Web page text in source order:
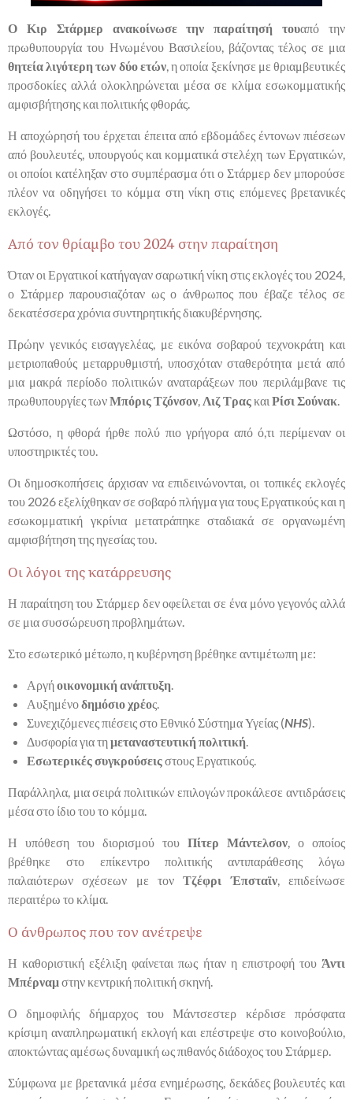
Ο Κιρ Στάρμερ ανακοίνωσε την παραίτησή τουαπό την
πρωθυπουργία του Ηνωμένου Βασιλείου, βάζοντας τέλος σε μια
θητεία λιγότερη των δύο ετών, η οποία ξεκίνησε με θριαμβευτικές
προσδοκίες αλλά ολοκληρώνεται μέσα σε κλίμα εσωκομματικής
αμφισβήτησης και πολιτικής φθοράς.
Η αποχώρησή του έρχεται έπειτα από εβδομάδες έντονων πιέσεων
από βουλευτές, υπουργούς και κομματικά στελέχη των Εργατικών,
οι οποίοι κατέληξαν στο συμπέρασμα ότι ο Στάρμερ δεν μπορούσε
πλέον να οδηγήσει το κόμμα στη νίκη στις επόμενες βρετανικές
εκλογές.
Από τον θρίαμβο του 2024 στην παραίτηση
Όταν οι Εργατικοί κατήγαγαν σαρωτική νίκη στις εκλογές του 2024,
ο Στάρμερ παρουσιαζόταν ως ο άνθρωπος που έβαζε τέλος σε
δεκατέσσερα χρόνια συντηρητικής διακυβέρνησης.
Πρώην γενικός εισαγγελέας, με εικόνα σοβαρού τεχνοκράτη και
μετριοπαθούς μεταρρυθμιστή, υποσχόταν σταθερότητα μετά από
μια μακρά περίοδο πολιτικών αναταράξεων που περιλάμβανε τις
πρωθυπουργίες τωνΜπόρις Τζόνσον, Λιζ Τραςκαι Ρίσι Σούνακ.
Ωστόσο, η φθορά ήρθε πολύ πιο γρήγορα από ό,τι περίμεναν οι
υποστηρικτές του.
Οι δημοσκοπήσεις άρχισαν να επιδεινώνονται, οι τοπικές εκλογές
του 2026 εξελίχθηκαν σε σοβαρό πλήγμα για τους Εργατικούς και η
εσωκομματική γκρίνια μετατράπηκε σταδιακά σε οργανωμένη
αμφισβήτηση της ηγεσίας του.
Οι λόγοι της κατάρρευσης
Η παραίτηση του Στάρμερ δεν οφείλεται σε ένα μόνο γεγονός αλλά
σε μια συσσώρευση προβλημάτων.
Στο εσωτερικό μέτωπο, η κυβέρνηση βρέθηκε αντιμέτωπη με:
Αργήοικονομική ανάπτυξη.
Αυξημένοδημόσιο χρέος.
Συνεχιζόμενες πιέσεις στο Εθνικό Σύστημα Υγείας (NHS).
Δυσφορία για τημεταναστευτική πολιτική.
Εσωτερικές συγκρούσειςστους Εργατικούς.
Παράλληλα, μια σειρά πολιτικών επιλογών προκάλεσε αντιδράσεις
μέσα στο ίδιο του το κόμμα.
Η υπόθεση του διορισμού του Πίτερ Μάντελσον, ο οποίος
βρέθηκε στο επίκεντρο πολιτικής αντιπαράθεσης λόγω
παλαιότερων σχέσεων με τονΤζέφρι Έπσταϊν, επιδείνωσε
περαιτέρω το κλίμα.
Ο άνθρωπος που τον ανέτρεψε
Η καθοριστική εξέλιξη φαίνεται πως ήταν η επιστροφή του Άντι
Μπέρναμ στην κεντρική πολιτική σκηνή.
Ο δημοφιλής δήμαρχος του Μάντσεστερ κέρδισε πρόσφατα
κρίσιμη αναπληρωματική εκλογή και επέστρεψε στο κοινοβούλιο,
αποκτώντας αμέσως δυναμική ως πιθανός διάδοχος του Στάρμερ.
Σύμφωνα με βρετανικά μέσα ενημέρωσης, δεκάδες βουλευτές και